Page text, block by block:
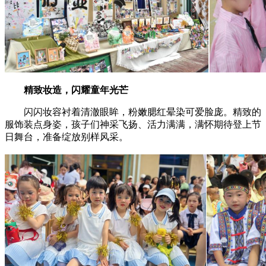
精致妆造，闪耀童年光芒
闪闪妆容衬着清澈眼眸，粉嫩腮红晕染可爱脸庞。精致的
服饰装点身姿，孩子们神采飞扬、活力满满，满怀期待登上节
日舞台，准备绽放别样风采。